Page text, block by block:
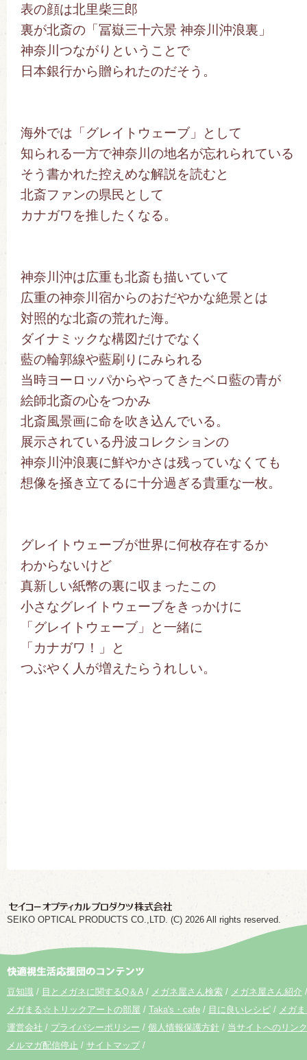
表の顔は北里柴三郎
裏が北斎の「冨嶽三十六景 神奈川沖浪裏」
神奈川つながりということで
日本銀行から贈られたのだそう。
海外では「グレイトウェーブ」として
知られる一方で神奈川の地名が忘れられている
そう書かれた控えめな解説を読むと
北斎ファンの県民として
カナガワを推したくなる。
神奈川沖は広重も北斎も描いていて
広重の神奈川宿からのおだやかな絶景とは
対照的な北斎の荒れた海。
ダイナミックな構図だけでなく
藍の輪郭線や藍刷りにみられる
当時ヨーロッパからやってきたベロ藍の青が
絵師北斎の心をつかみ
北斎風景画に命を吹き込んでいる。
展示されている丹波コレクションの
神奈川沖浪裏に鮮やかさは残っていなくても
想像を掻き立てるに十分過ぎる貴重な一枚。
グレイトウェーブが世界に何枚存在するか
わからないけど
真新しい紙幣の裏に収まったこの
小さなグレイトウェーブをきっかけに
「グレイトウェーブ」と一緒に
「カナガワ！」と
つぶやく人が増えたらうれしい。
SEIKO OPTICAL PRODUCTS CO.,LTD. (C) 2026 All rights reserved.
豆知識 目とメガネに関するQ＆A メガネ屋さん検索
メガネ屋さん紹介
メガまる☆トリックアートの部屋
Taka's・cafe 目に良いレシピ
メガ
運営会社
プライバシーポリシー 個人情報保護方針
当サイトへのリン
メルマガ配信停止
サイトマップ